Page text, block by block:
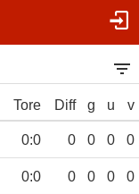
Tore Diff g u v
0:0 0 0 0 0
0:0 0 0 0 0